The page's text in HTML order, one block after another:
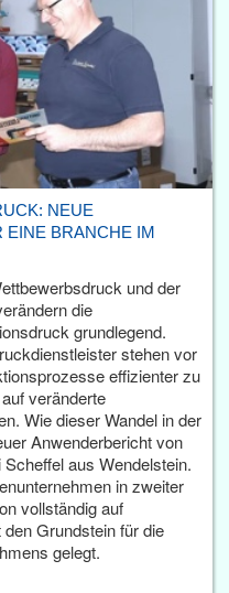
NEUE
EINE BRANCHE IM
und der
die
grundlegend.
stehen vor
effizienter zu
veränderte
Wie dieser Wandel in der
Anwenderbericht von
aus Wendelstein.
in zweiter
vollständig auf
Grundstein für die
gelegt.